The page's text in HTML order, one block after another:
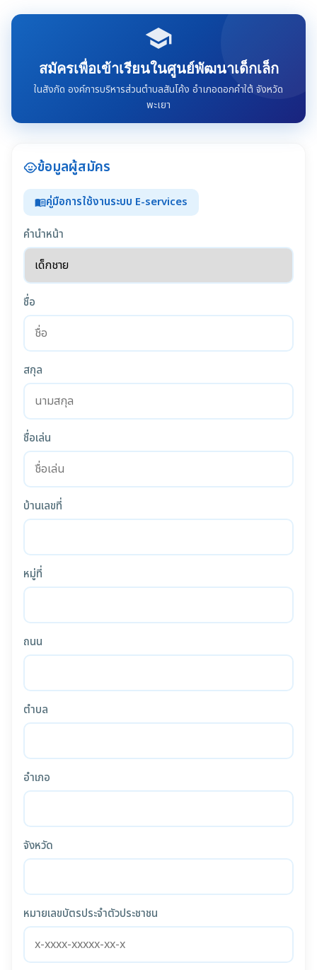
school
สมัครเพื่อเข้าเรียนในศูนย์พัฒนาเด็กเล็ก
ในสังกัด องค์การบริหารส่วนตำบลสันโค้ง อำเภอดอกคำใต้ จังหวัด
พะเยา
child_careข้อมูลผู้สมัคร
menu_bookคู่มือการใช้งานระบบ E-services
คำนำหน้า
ชื่อ
สกุล
ชื่อเล่น
บ้านเลขที่
หมู่ที่
ถนน
ตำบล
อำเภอ
จังหวัด
หมายเลขบัตรประจำตัวประชาชน